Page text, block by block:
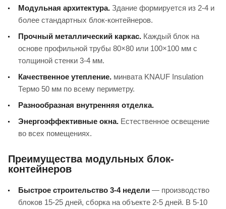
Модульная архитектура. Здание формируется из 2-4 и
более стандартных блок-контейнеров.
Прочный металлический каркас. Каждый блок на
основе профильной трубы 80×80 или 100×100 мм с
толщиной стенки 3-4 мм.
Качественное утепление. минвата KNAUF Insulation
Термо 50 мм по всему периметру.
Разнообразная внутренняя отделка.
Энергоэффективные окна. Естественное освещение
во всех помещениях.
Преимущества модульных блок-
контейнеров
Быстрое строительство 3-4 недели — производство
блоков 15-25 дней, сборка на объекте 2-5 дней. В 5-10